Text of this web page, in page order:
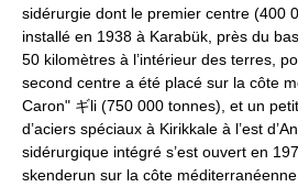
sidérurgie dont le premier centre (400
installé en 1938 à Karabük, près du
50 kilomètres à l’intérieur des terres,
second centre a été placé sur la côte
Caron" ギli (750 000 tonnes), et un
d’aciers spéciaux à Kirikkale à l’est
sidérurgique intégré s’est ouvert en
skenderun sur la côte